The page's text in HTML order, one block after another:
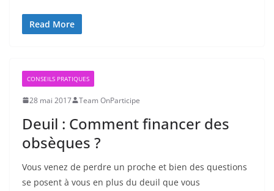
Read More
CONSEILS PRATIQUES
28 mai 2017 Team OnParticipe
Deuil : Comment financer des
obsèques ?
Vous venez de perdre un proche et bien des questions
se posent à vous en plus du deuil que vous